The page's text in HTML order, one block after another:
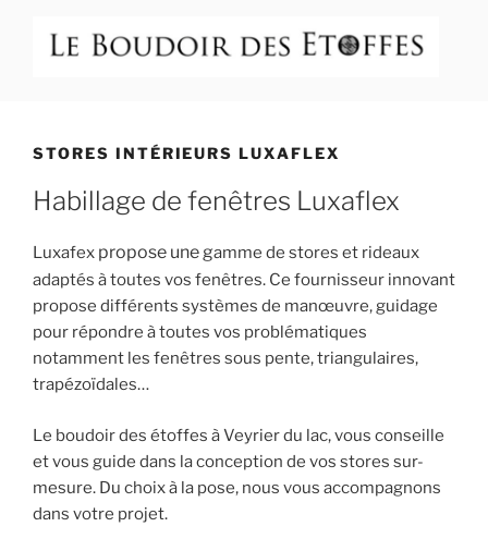
STORES INTÉRIEURS LUXAFLEX
Habillage de fenêtres Luxaflex
Luxafex propose une gamme de stores et rideaux
adaptés à toutes vos fenêtres. Ce fournisseur innovant
propose différents systèmes de manœuvre, guidage
pour répondre à toutes vos problématiques
notamment les fenêtres sous pente, triangulaires,
trapézoïdales…
Le boudoir des étoffes à Veyrier du lac, vous conseille
et vous guide dans la conception de vos stores sur-
mesure. Du choix à la pose, nous vous accompagnons
dans votre projet.